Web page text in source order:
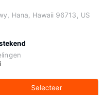
Hana, Hawaii 96713, US
Selecteer